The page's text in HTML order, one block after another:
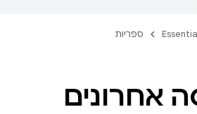
ספריות
אחרונים